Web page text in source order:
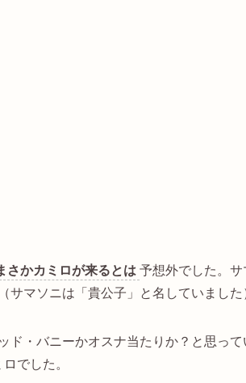
さかカミロが来るとは 予想外でした。
サマソニは「貴公子」と名していました
・バニーかオスナ当たりか？と思っ
でした。